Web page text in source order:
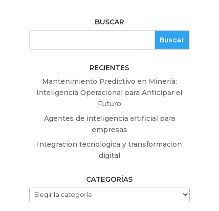
BUSCAR
RECIENTES
Mantenimiento Predictivo en Minería:
Inteligencia Operacional para Anticipar el
Futuro
Agentes de inteligencia artificial para
empresas
Integracion tecnologica y transformacion
digital
CATEGORÍAS
CATEGORÍAS